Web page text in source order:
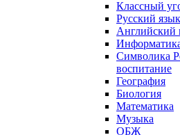
Классный
Русский
Английский
Символика
воспитание
География
Биология
Математика
Музыка
ОБЖ